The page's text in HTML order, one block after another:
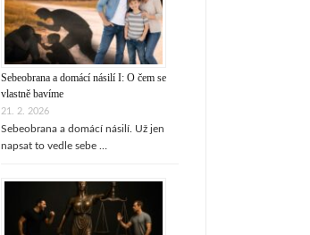
Sebeobrana a domácí násilí I: O čem se
vlastně bavíme
21. 2. 2026
Sebeobrana a domácí násilí. Už jen
napsat to vedle sebe …